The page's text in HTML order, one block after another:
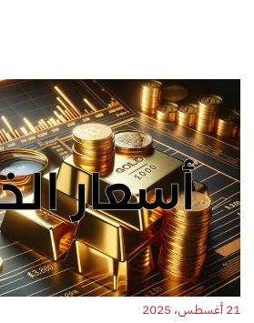
21 أغسطس، 2025